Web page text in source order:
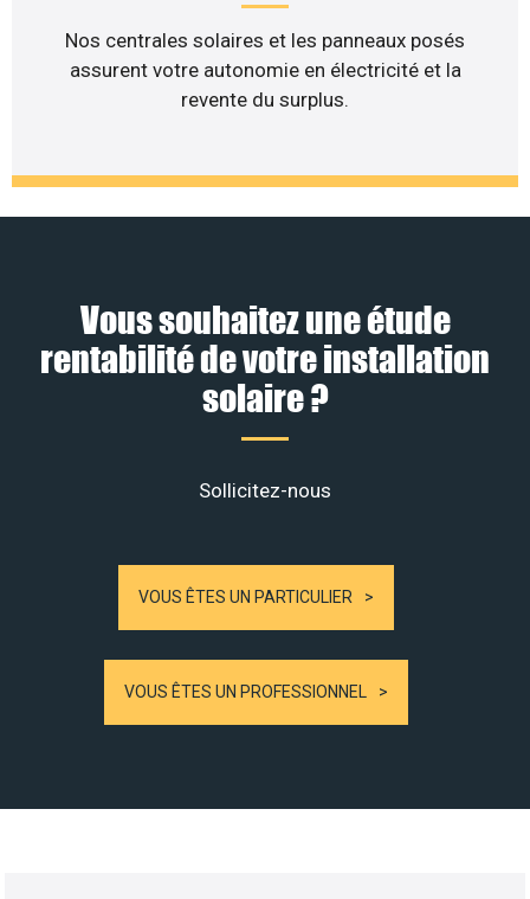
Nos centrales solaires et les panneaux posés
assurent votre autonomie en électricité et la
revente du surplus.
Vous souhaitez une étude
rentabilité de votre installation
solaire ?
Sollicitez-nous
VOUS ÊTES UN PARTICULIER
VOUS ÊTES UN PROFESSIONNEL